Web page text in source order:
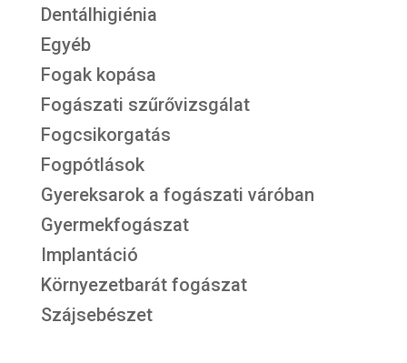
Dentálhigiénia
Egyéb
Fogak kopása
Fogászati szűrővizsgálat
Fogcsikorgatás
Fogpótlások
Gyereksarok a fogászati váróban
Gyermekfogászat
Implantáció
Környezetbarát fogászat
Szájsebészet